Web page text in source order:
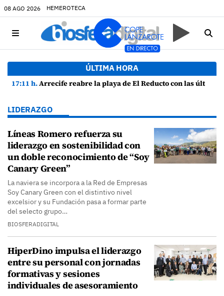
08 AGO 2026 HEMEROTECA
ÚLTIMA HORA
17:11 h.Arrecife reabre la playa de El Reducto con las últimas analíticas mostrando "una buena calidad de las aguas para el baño"
LIDERAZGO
Líneas Romero refuerza su
liderazgo en sostenibilidad con
un doble reconocimiento de “Soy
Canary Green”
La naviera se incorpora a la Red de Empresas
Soy Canary Green con el distintivo nivel
excelsior y su Fundación pasa a formar parte
del selecto grupo…
BIOSFERADIGITAL
HiperDino impulsa el liderazgo
entre su personal con jornadas
formativas y sesiones
individuales de asesoramiento